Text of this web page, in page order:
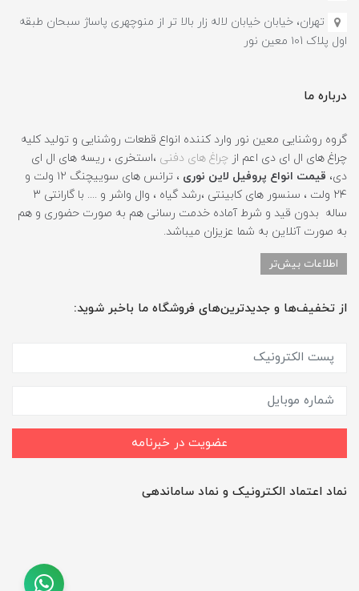
تهران، خیابان خیابان لاله زار بالا تر از منوچهری پاساژ سبحان طبقه
اول پلاک ۱۰1 معین نور
درباره ما
گروه روشنایی معین نور وارد کننده انواع قطعات روشنایی و تولید کلیه
چراغ های ال ای دی اعم از چراغ های دفنی ،استخری ، ریسه های ال ای
دی، قیمت انواع پروفیل لاین نوری
، ترانس های سوییچنگ ۱۲ ولت و
۲۴ ولت ، سنسور های کابینتی ،رشد گیاه ، وال واشر و .... با گارانتی ۳
ساله بدون قید و شرط آماده خدمت رسانی هم به صورت حضوری و هم
به صورت آنلاین به شما عزیزان میباشد.
اطلاعات بیش‌تر
از تخفیف‌ها و جدیدترین‌های فروشگاه ما باخبر شوید:
عضویت در خبرنامه
نماد اعتماد الکترونیک و نماد ساماندهی